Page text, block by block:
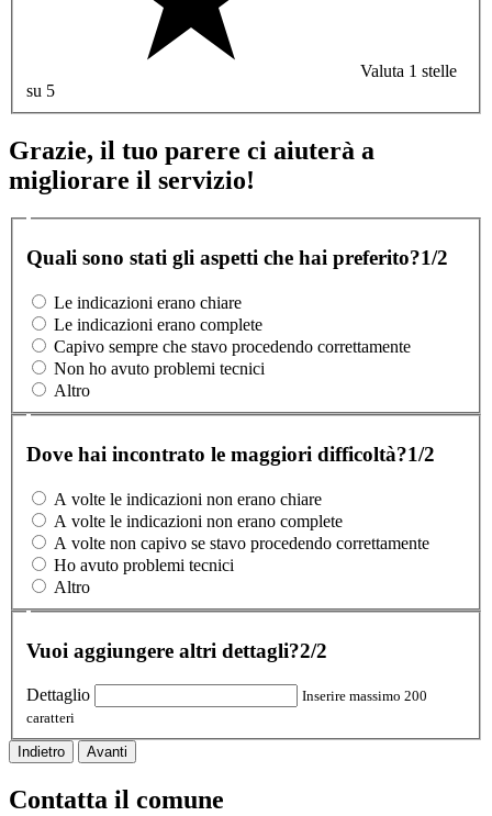
Valuta 1 stelle
su 5
Grazie, il tuo parere ci aiuterà a
migliorare il servizio!
Quali sono stati gli aspetti che hai preferito?1/2
Le indicazioni erano chiare
Le indicazioni erano complete
Capivo sempre che stavo procedendo correttamente
Non ho avuto problemi tecnici
Altro
Dove hai incontrato le maggiori difficoltà?1/2
A volte le indicazioni non erano chiare
A volte le indicazioni non erano complete
A volte non capivo se stavo procedendo correttamente
Ho avuto problemi tecnici
Altro
Vuoi aggiungere altri dettagli?2/2
Dettaglio
Inserire massimo 200
caratteri
Indietro Avanti
Contatta il comune